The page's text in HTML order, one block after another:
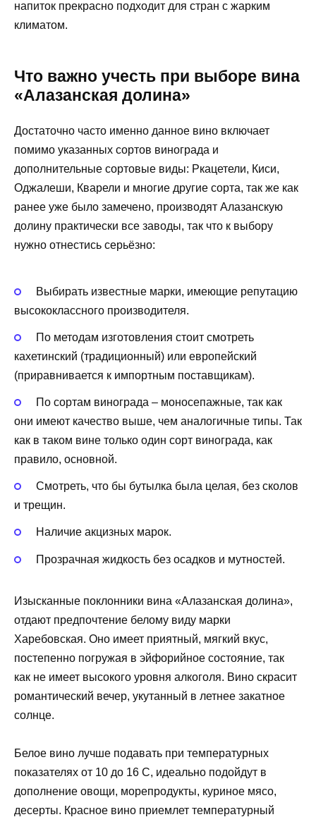
напиток прекрасно подходит для стран с жарким
климатом.
Что важно учесть при выборе вина
«Алазанская долина»
Достаточно часто именно данное вино включает
помимо указанных сортов винограда и
дополнительные сортовые виды: Ркацетели, Киси,
Оджалеши, Кварели и многие другие сорта, так же как
ранее уже было замечено, производят Алазанскую
долину практически все заводы, так что к выбору
нужно отнестись серьёзно:
Выбирать известные марки, имеющие репутацию
высококлассного производителя.
По методам изготовления стоит смотреть
кахетинский (традиционный) или европейский
(приравнивается к импортным поставщикам).
По сортам винограда – моносепажные, так как
они имеют качество выше, чем аналогичные типы. Так
как в таком вине только один сорт винограда, как
правило, основной.
Смотреть, что бы бутылка была целая, без сколов
и трещин.
Наличие акцизных марок.
Прозрачная жидкость без осадков и мутностей.
Изысканные поклонники вина «Алазанская долина»,
отдают предпочтение белому виду марки
Харебовская. Оно имеет приятный, мягкий вкус,
постепенно погружая в эйфорийное состояние, так
как не имеет высокого уровня алкоголя. Вино скрасит
романтический вечер, укутанный в летнее закатное
солнце.
Белое вино лучше подавать при температурных
показателях от 10 до 16 С, идеально подойдут в
дополнение овощи, морепродукты, куриное мясо,
десерты. Красное вино приемлет температурный